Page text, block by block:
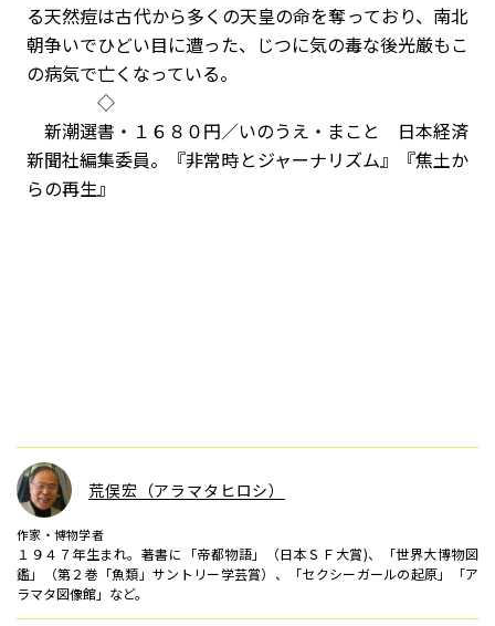
る天然痘は古代から多くの天皇の命を奪っており、南北
朝争いでひどい目に遭った、じつに気の毒な後光厳もこ
の病気で亡くなっている。
◇
新潮選書・１６８０円／いのうえ・まこと 日本経済
新聞社編集委員。『非常時とジャーナリズム』『焦土か
らの再生』
荒俣宏（アラマタヒロシ）
作家・博物学者
１９４７年生まれ。著書に「帝都物語」（日本ＳＦ大賞)、「世界大博物図
鑑」（第２巻「魚類」サントリー学芸賞）、「セクシーガールの起原」「ア
ラマタ図像館」など。